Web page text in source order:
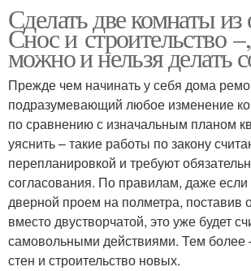
Сделать две комнаты из
Снос и строительство
можно и нельзя делать
Прежде чем начинать у себя дома
подразумевающий любое изменение
по сравнению с изначальным планом
уяснить – такие работы по закону
перепланировкой и требуют
согласования. По правилам, даже если
дверной проем на полметра, поставив
вместо двустворчатой, это уже будет
самовольными действиями. Тем более
стен и строительство новых.